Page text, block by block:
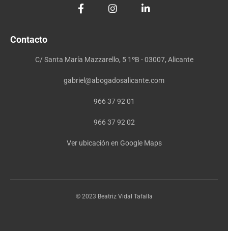
Contacto
C/ Santa María Mazzarello, 5 1ºB - 03007, Alicante
gabriel@abogadosalicante.com
966 37 92 01
966 37 92 02
Ver ubicación en Google Maps
© 2023 Beatriz Vidal Tafalla